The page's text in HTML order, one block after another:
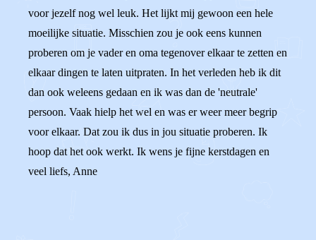
voor jezelf nog wel leuk. Het lijkt mij gewoon een hele
moeilijke situatie. Misschien zou je ook eens kunnen
proberen om je vader en oma tegenover elkaar te zetten en
elkaar dingen te laten uitpraten. In het verleden heb ik dit
dan ook weleens gedaan en ik was dan de 'neutrale'
persoon. Vaak hielp het wel en was er weer meer begrip
voor elkaar. Dat zou ik dus in jou situatie proberen. Ik
hoop dat het ook werkt. Ik wens je fijne kerstdagen en
veel liefs, Anne